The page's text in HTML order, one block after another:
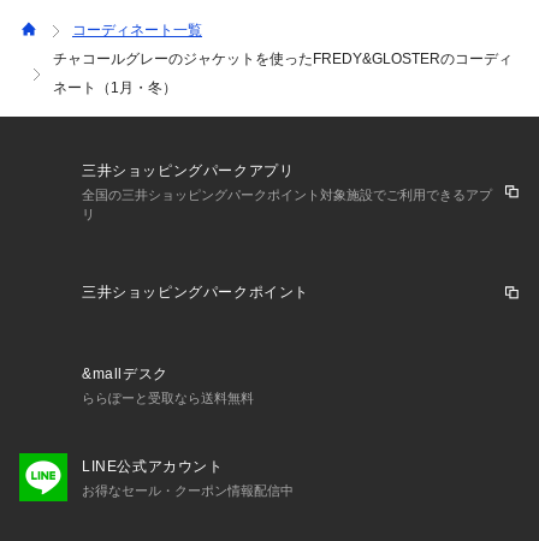
コーディネート一覧
チャコールグレーのジャケットを使ったFREDY&GLOSTERのコーディ
ネート（1月・冬）
三井ショッピングパークアプリ
全国の三井ショッピングパークポイント対象施設でご利用できるアプ
リ
三井ショッピングパークポイント
&mallデスク
ららぽーと受取なら送料無料
LINE公式アカウント
お得なセール・クーポン情報配信中